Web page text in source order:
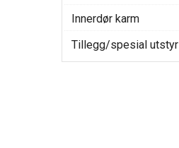
Innerdør karm
Tillegg/spesial utstyr